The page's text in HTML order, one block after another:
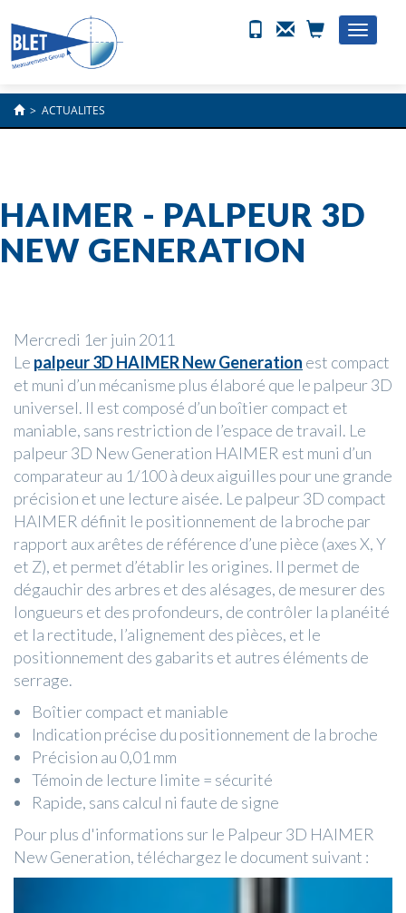
Toggle
> ACTUALITES
HAIMER - PALPEUR 3D
NEW GENERATION
Mercredi 1er juin 2011
Le palpeur 3D HAIMER New Generation est compact
et muni d’un mécanisme plus élaboré que le palpeur 3D
universel. Il est composé d’un boîtier compact et
maniable, sans restriction de l’espace de travail. Le
palpeur 3D New Generation HAIMER est muni d’un
comparateur au 1/100 à deux aiguilles pour une grande
précision et une lecture aisée. Le palpeur 3D compact
HAIMER définit le positionnement de la broche par
rapport aux arêtes de référence d’une pièce (axes X, Y
et Z), et permet d’établir les origines. Il permet de
dégauchir des arbres et des alésages, de mesurer des
longueurs et des profondeurs, de contrôler la planéité
et la rectitude, l’alignement des pièces, et le
positionnement des gabarits et autres éléments de
serrage.
Boîtier compact et maniable
Indication précise du positionnement de la broche
Précision au 0,01 mm
Témoin de lecture limite = sécurité
Rapide, sans calcul ni faute de signe
Pour plus d'informations sur le Palpeur 3D HAIMER
New Generation, téléchargez le document suivant :